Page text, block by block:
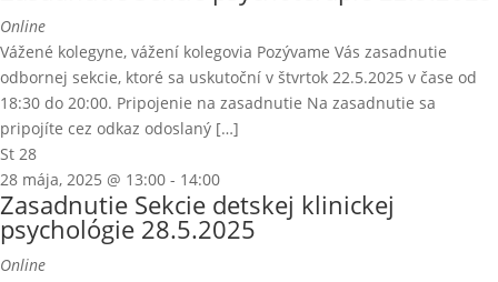
Online
Vážené kolegyne, vážení kolegovia Pozývame Vás zasadnutie
odbornej sekcie, ktoré sa uskutoční v štvrtok 22.5.2025 v čase od
18:30 do 20:00. Pripojenie na zasadnutie Na zasadnutie sa
pripojíte cez odkaz odoslaný […]
St 28
28 mája, 2025 @ 13:00 - 14:00
Zasadnutie Sekcie detskej klinickej
psychológie 28.5.2025
Online